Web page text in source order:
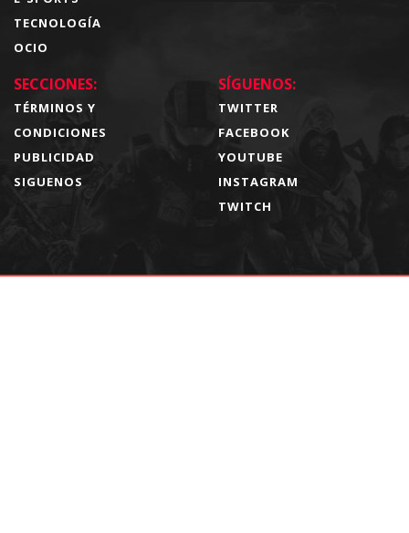
TECNOLOGÍA
OCIO
SECCIONES:
TÉRMINOS Y
CONDICIONES
PUBLICIDAD
SIGUENOS
SÍGUENOS:
TWITTER
FACEBOOK
YOUTUBE
INSTAGRAM
TWITCH